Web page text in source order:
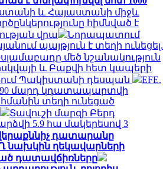
և Հայաստանի միջև
հիմնված է
վրա
Նորապատում
պայթյուն է տեղի ունեցել.
մեծ նշանակություն
և Բաքվի հետ կապերի
Պակիստանի դեսպան
EFE.
90 մարդ կդատապարտվի
տեղի ունեցած
Տավուշի մարզի Բերդ
5.9 հա մակերեսով 3
դատարանը
նախկին ղեկավարների
դատավճիռները